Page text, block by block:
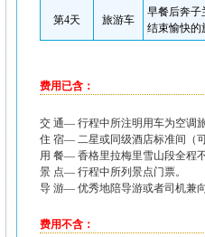
第4天 旅游车
早餐后奔子
结束愉快的
费用已含：
交 通— 行程中所注明用车为空调
住 宿— 二星或同级酒店标准间（
用 餐— 香格里拉梅里雪山段全程
景 点— 行程中所列景点门票。
导 游— 优秀地陪导游或者司机兼
费用不含：